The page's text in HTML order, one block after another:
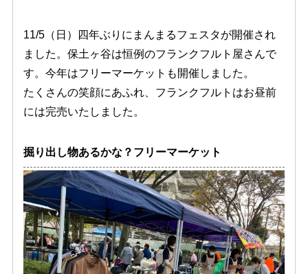
11/5（日）四年ぶりにまんまるフェスタが開催され
ました。保土ヶ谷は恒例のフランクフルト屋さんで
す。今年はフリーマーケットも開催しました。
たくさんの笑顔にあふれ、フランクフルトはお昼前
には完売いたしました。
掘り出し物あるかな？フリーマーケット